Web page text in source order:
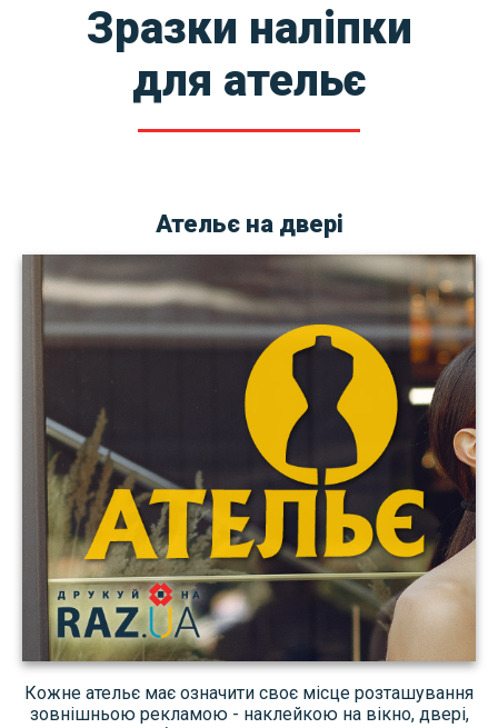
Зразки наліпки
для ательє
Ательє на двері
Кожне ательє має означити своє місце розташування
зовнішньою рекламою - наклейкою на вікно, двері,